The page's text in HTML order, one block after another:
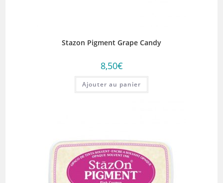
Stazon Pigment Grape Candy
8,50€
Ajouter au panier